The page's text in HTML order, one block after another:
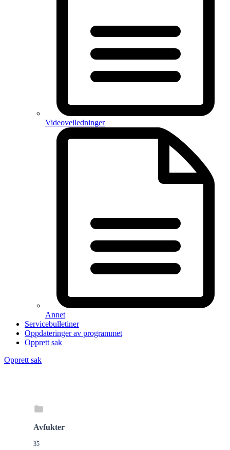
Videoveiledninger
Annet
Servicebulletiner
Oppdateringer av programmet
Opprett sak
Opprett sak
Avfukter
35